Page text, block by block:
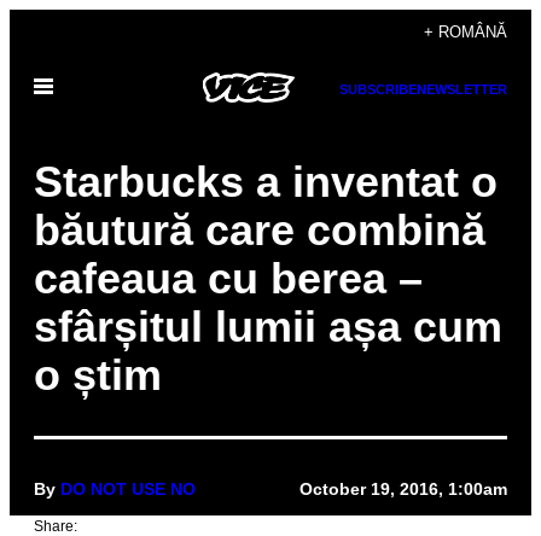
content
+ ROMÂNĂ
Open
SUBSCRIBENEWSLETTER
Starbucks a inventat o
băutură care combină
cafeaua cu berea –
sfârșitul lumii așa cum
o știm
By DO NOT USE NO October 19, 2016, 1:00am
Share: